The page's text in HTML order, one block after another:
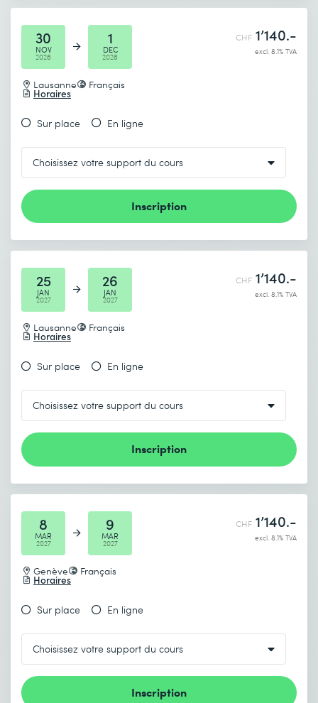
30
NOV
2026
1
DEC
2026
Lausanne Français
Horaires
CHF 1’140.-
excl. 8.1% TVA
Sur place En ligne
Inscription
25
JAN
2027
26
JAN
2027
Lausanne Français
Horaires
CHF 1’140.-
excl. 8.1% TVA
Sur place En ligne
Inscription
8
MAR
2027
9
MAR
2027
Genève Français
Horaires
CHF 1’140.-
excl. 8.1% TVA
Sur place En ligne
Inscription